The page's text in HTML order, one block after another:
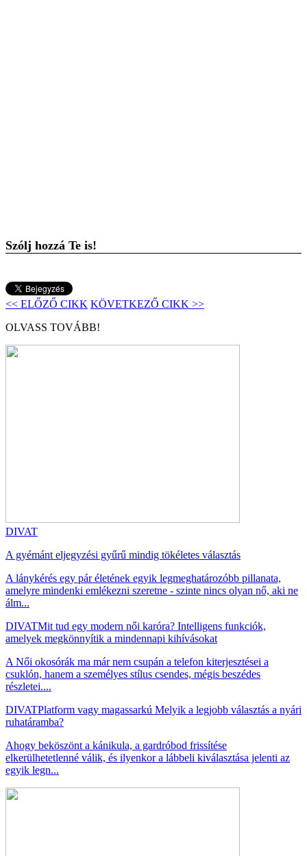
Szólj hozzá Te is!
<< ELŐZŐ CIKK KÖVETKEZŐ CIKK >>
OLVASS TOVÁBB!
DIVAT
A gyémánt eljegyzési gyűrű mindig tökéletes választás
A lánykérés egy pár életének egyik legmeghatározóbb pillanata,
amelyre mindenki emlékezni szeretne - szinte nincs olyan nő, aki ne
álm...
DIVATMit tud egy modern női karóra? Intelligens funkciók,
amelyek megkönnyítik a mindennapi kihívásokat
A Női okosórák ma már nem csupán a telefon kiterjesztései a
csuklón, hanem a személyes stílus csendes, mégis beszédes
részletei....
DIVATPlatform vagy magassarkú Melyik a legjobb választás a nyári
ruhatáramba?
Ahogy beköszönt a kánikula, a gardróbod frissítése
elkerülhetetlenné válik, és ilyenkor a lábbeli kiválasztása jelenti az
egyik legn...